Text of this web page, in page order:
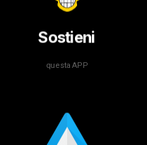
Sostieni
questa APP